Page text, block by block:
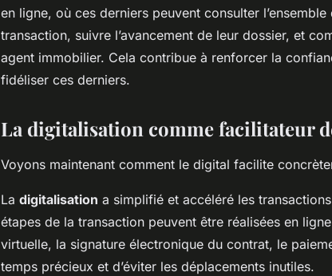
en ligne, où ces derniers peuvent consulter
transaction, suivre l’avancement de leur dossier, et
agent immobilier. Cela contribue à renforcer la
fidéliser ces derniers.
La digitalisation comme facilitateur
Voyons maintenant comment le digital facilite
La digitalisation a simplifié et accéléré les
étapes de la transaction peuvent être réalisées en
virtuelle, la signature électronique du contrat, le
temps précieux et d’éviter les déplacements inutiles.